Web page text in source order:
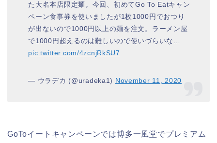
た大名本店限定麺。今回、初めてGo To Eatキャン
ペーン食事券を使いましたが1枚1000円でおつり
が出ないので1000円以上の麺を注文。ラーメン屋
で1000円超えるのは難しいので使いづらいな…
pic.twitter.com/4zcnjRkSU7
— ウラデカ (@uradeka1) November 11, 2020
GoToイートキャンペーンでは博多一風堂でプレミアム